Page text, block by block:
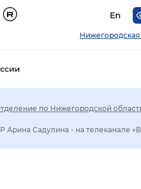
En
Нижегородская
отображения
по Нижегородской
Садулина - на телеканале